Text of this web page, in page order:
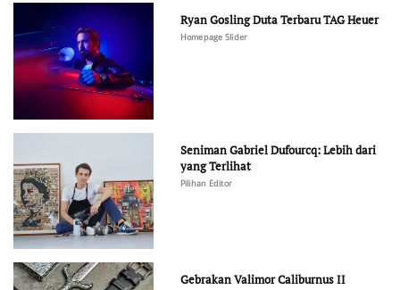
Ryan Gosling Duta Terbaru TAG Heuer
Homepage Slider
Seniman Gabriel Dufourcq: Lebih dari
yang Terlihat
Pilihan Editor
Gebrakan Valimor Caliburnus II